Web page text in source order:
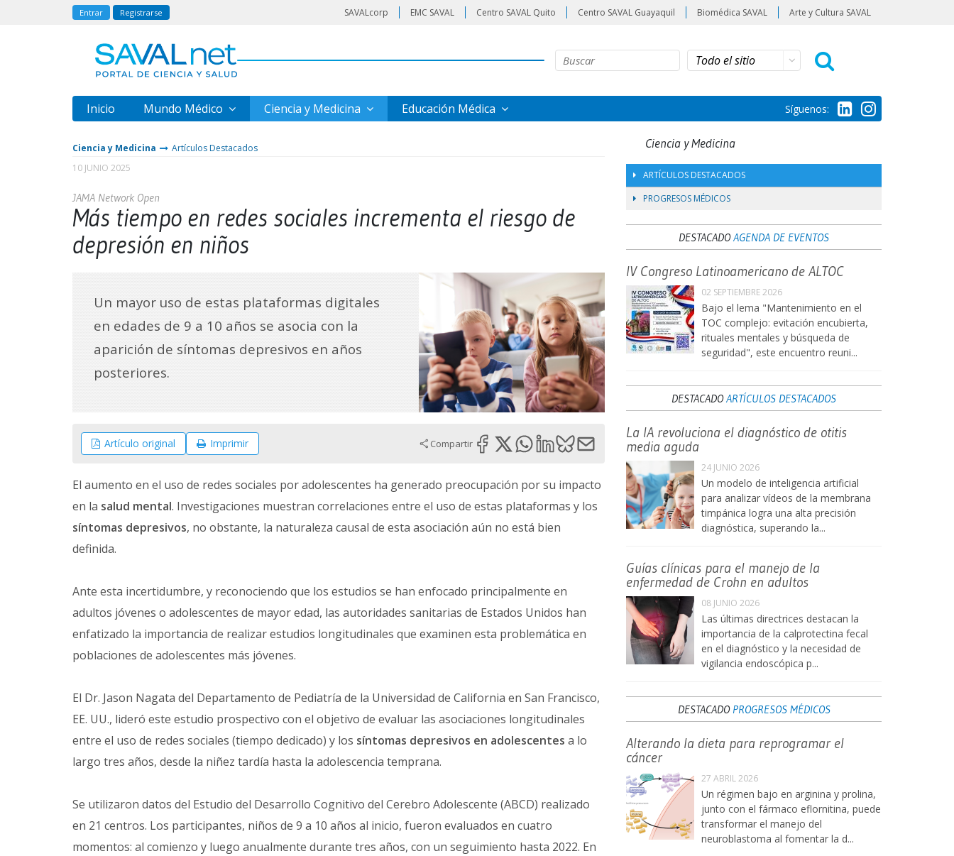
Entrar Registrarse SAVALcorp EMC SAVAL Centro SAVAL Quito Centro SAVAL Guayaquil Biomédica SAVAL Arte y Cultura SAVAL
Inicio Mundo Médico Ciencia y Medicina Educación Médica Síguenos:
Ciencia y Medicina
Artículos Destacados
10 JUNIO 2025
JAMA Network Open
Más tiempo en redes sociales incrementa el riesgo de
depresión en niños
Un mayor uso de estas plataformas digitales
en edades de 9 a 10 años se asocia con la
aparición de síntomas depresivos en años
posteriores.
Artículo original Imprimir Compartir
El aumento en el uso de redes sociales por adolescentes ha generado preocupación por su impacto
en la salud mental. Investigaciones muestran correlaciones entre el uso de estas plataformas y los
síntomas depresivos, no obstante, la naturaleza causal de esta asociación aún no está bien
definida.
Ante esta incertidumbre, y reconociendo que los estudios se han enfocado principalmente en
adultos jóvenes o adolescentes de mayor edad, las autoridades sanitarias de Estados Unidos han
enfatizado la importancia de realizar estudios longitudinales que examinen esta problemática en
poblaciones de adolescentes más jóvenes.
El Dr. Jason Nagata del Departamento de Pediatría de la Universidad de California en San Francisco,
EE. UU., lideró este estudio prospectivo con el objetivo de evaluar las asociaciones longitudinales
entre el uso de redes sociales (tiempo dedicado) y los síntomas depresivos en adolescentes a lo
largo tres años, desde la niñez tardía hasta la adolescencia temprana.
Se utilizaron datos del Estudio del Desarrollo Cognitivo del Cerebro Adolescente (ABCD) realizado
en 21 centros. Los participantes, niños de 9 a 10 años al inicio, fueron evaluados en cuatro
momentos: al comienzo y luego anualmente durante tres años, con un seguimiento hasta 2022. En
Ciencia y Medicina
ARTÍCULOS DESTACADOS
PROGRESOS MÉDICOS
DESTACADOAGENDA DE EVENTOS
IV Congreso Latinoamericano de ALTOC
02 SEPTIEMBRE 2026
Bajo el lema "Mantenimiento en el
TOC complejo: evitación encubierta,
rituales mentales y búsqueda de
seguridad", este encuentro reuni...
DESTACADOARTÍCULOS DESTACADOS
La IA revoluciona el diagnóstico de otitis
media aguda
24 JUNIO 2026
Un modelo de inteligencia artificial
para analizar vídeos de la membrana
timpánica logra una alta precisión
diagnóstica, superando la...
Guías clínicas para el manejo de la
enfermedad de Crohn en adultos
08 JUNIO 2026
Las últimas directrices destacan la
importancia de la calprotectina fecal
en el diagnóstico y la necesidad de
vigilancia endoscópica p...
DESTACADO PROGRESOS MÉDICOS
Alterando la dieta para reprogramar el
cáncer
27 ABRIL 2026
Un régimen bajo en arginina y prolina,
junto con el fármaco eflornitina, puede
transformar el manejo del
neuroblastoma al fomentar la d...